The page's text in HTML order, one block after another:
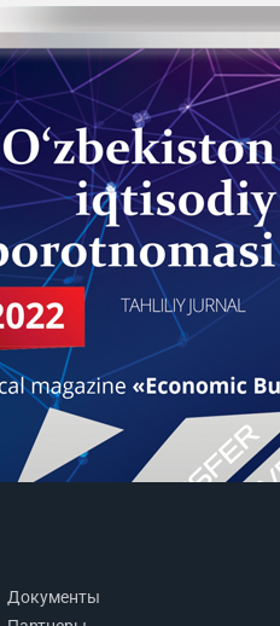
Документы